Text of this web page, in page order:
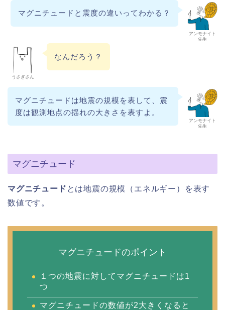
アンモナイト
先生
マグニチュードと震度の違いってわかる？
うさぎさん
なんだろう？
アンモナイト
先生
マグニチュードは地震の規模を表して、震
度は観測地点の揺れの大きさを表すよ。
マグニチュード
マグニチュード とは地震の規模（エネルギー）を表す
数値です。
マグニチュードのポイント
１つの地震に対してマグニチュードは1
つ
マグニチュードの数値が2大きくなると